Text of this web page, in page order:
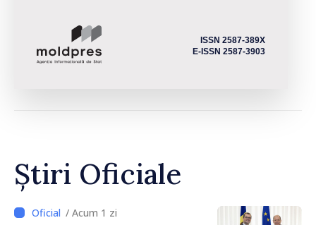
ISSN 2587-389X
E-ISSN 2587-3903
Știri Oficiale
/ Acum 1 zi